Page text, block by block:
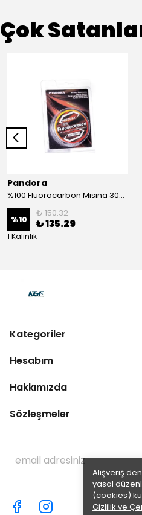
Alışveriş
yasal
(cookies)
Gizlilik ve
Çok
Pandora
%100 Fluorocarbon Misina 30mt 0,41mm
%10
₺ 150.32
₺ 135.29
1 Kalınlık
Kategoriler
Hesabım
Hakkımızda
Sözleşmeler